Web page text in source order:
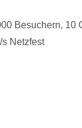
Besuchern, 10
Netzfest